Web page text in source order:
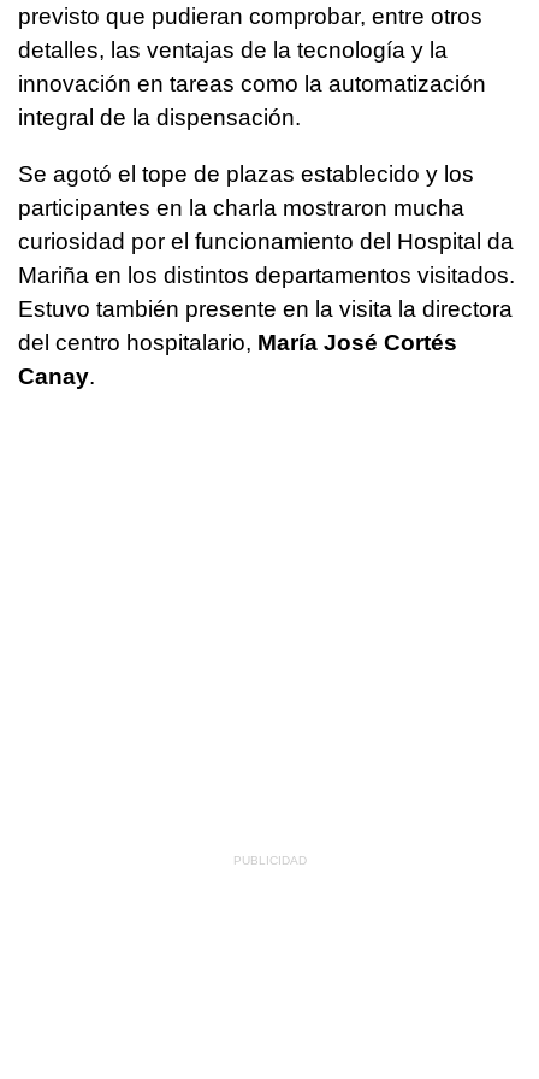
previsto que pudieran comprobar, entre otros
detalles, las ventajas de la tecnología y la
innovación en tareas como la automatización
integral de la dispensación.
Se agotó el tope de plazas establecido y los
participantes en la charla mostraron mucha
curiosidad por el funcionamiento del Hospital da
Mariña en los distintos departamentos visitados.
Estuvo también presente en la visita la directora
del centro hospitalario, María José Cortés
Canay.